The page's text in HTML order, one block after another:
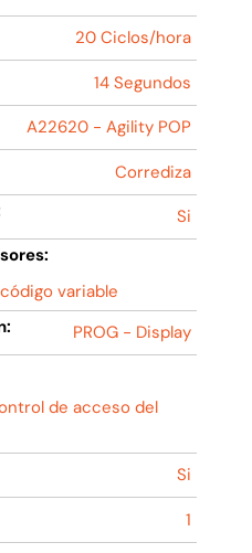
20 Ciclos/hora
14 Segundos
A22620 - Agility POP
Corrediza
Si
variable
PROG - Display
de acceso del
Si
1